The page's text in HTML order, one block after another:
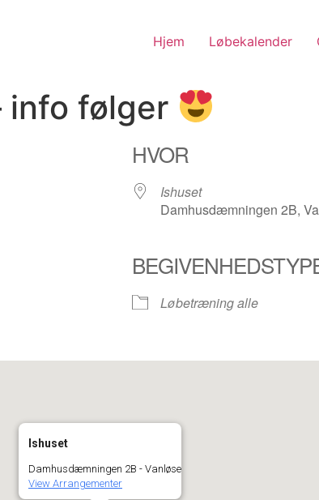
Hjem Løbekalender
info følger
HVOR
Ishuset
Damhusdæmningen 2B,
Løbetræning alle
Ishuset
Damhusdæmningen 2B - Vanløse
View Arrangementer